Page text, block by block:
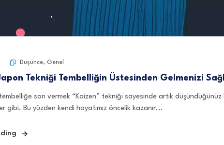
Düşünce, Genel
Tekniği Tembelliğin Üstesinden Gelmenizi
son vermek “Kaizen” tekniği sayesinde artık
gibi. Bu yüzden kendi hayatımız öncelik kazanır...